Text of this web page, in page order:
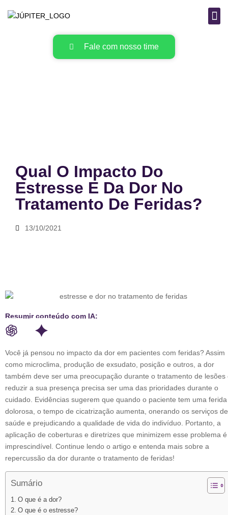
Fale com nosso time
Qual O Impacto Do
Estresse E Da Dor No
Tratamento De Feridas?
13/10/2021
Resumir conteúdo com IA:
Você já pensou no impacto da dor em pacientes com feridas? Assim
como microclima, produção de exsudato, posição e outros, a dor
também deve ser uma preocupação durante o tratamento de lesões
reduzir a sua presença precisa ser uma das prioridades durante o
cuidado. Evidências sugerem que quando o paciente tem uma ferida
dolorosa, o tempo de cicatrização aumenta, onerando os serviços de
saúde e prejudicando a qualidade de vida do indivíduo. Portanto, a
aplicação de coberturas e diretrizes que minimizem esse problema é
imprescindível. Continue lendo o artigo e entenda mais sobre a
repercussão da dor durante o tratamento de feridas!
Sumário
O que é a dor?
O que é o estresse?